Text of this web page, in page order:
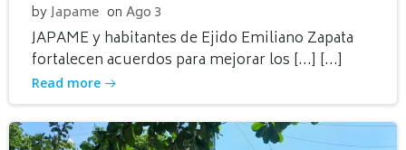
byJapame on Ago 3
JAPAME y habitantes de Ejido Emiliano Zapata
fortalecen acuerdos para mejorar los […] […]
Read more